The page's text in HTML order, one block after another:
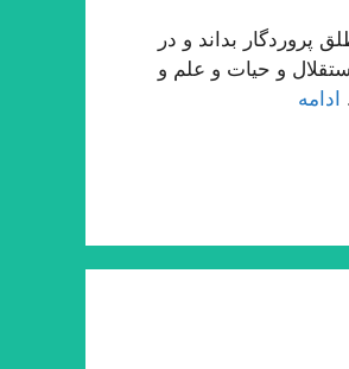
بداند و در
و حیات و علم و
ادامه